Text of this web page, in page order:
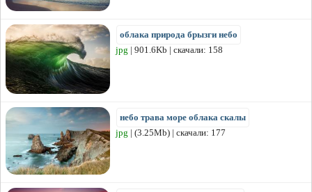
облака природа брызги небо
jpg | 901.6Kb | скачали: 158
небо трава море облака скалы
jpg | (3.25Mb) | скачали: 177